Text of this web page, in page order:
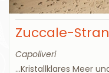
Zuccale-
Capoliveri
...Kristallklares Meer